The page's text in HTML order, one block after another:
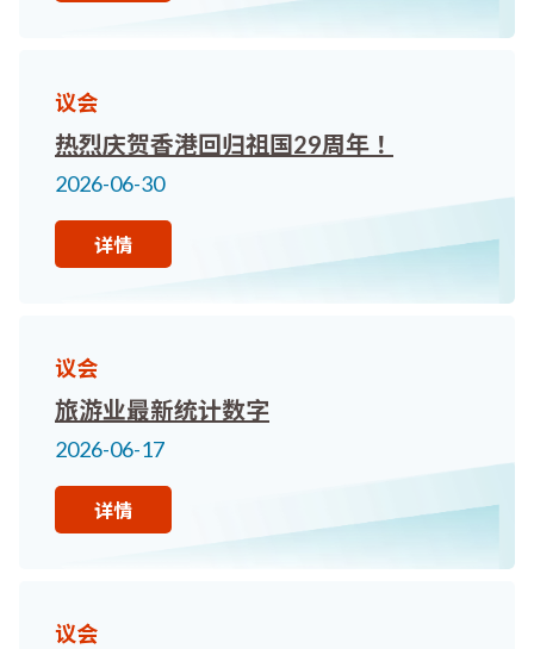
议会
热烈庆贺香港回归祖国29周年！
2026-06-30
详情
议会
旅游业最新统计数字
2026-06-17
详情
议会